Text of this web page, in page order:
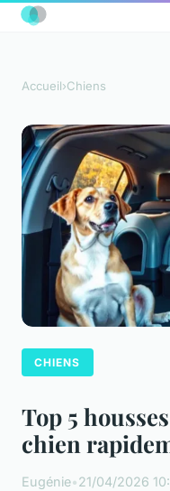
Accueil›Chiens
CHIENS
Top 5
chien
Eugénie•21/04/2026